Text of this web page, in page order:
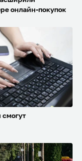
онлайн-покупок
смогут